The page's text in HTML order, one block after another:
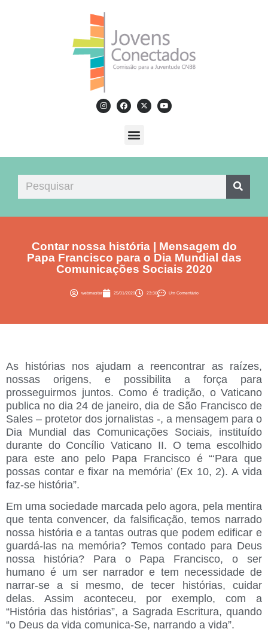
Contar nossa história | Mensagem do
Papa Francisco para o Dia Mundial das
Comunicações Sociais 2020
webmaster 25/01/2020 23:36 Um Comentário
As histórias nos ajudam a reencontrar as raízes,
nossas origens, e possibilita a força para
prosseguirmos juntos. Como é tradição, o Vaticano
publica no dia 24 de janeiro, dia de São Francisco de
Sales – protetor dos jornalistas -, a mensagem para o
Dia Mundial das Comunicações Sociais, instituído
durante do Concílio Vaticano II. O tema escolhido
para este ano pelo Papa Francisco é“‘Para que
possas contar e fixar na memória’ (Ex 10, 2). A vida
faz-se história”.
Em uma sociedade marcada pelo agora, pela mentira
que tenta convencer, da falsificação, temos narrado
nossa história e a tantas outras que podem edificar e
guardá-las na memória? Temos contado para Deus
nossa história? Para o Papa Francisco, o ser
humano é um ser narrador e tem necessidade de
narrar-se a si mesmo, de tecer histórias, cuidar
delas. Assim aconteceu, por exemplo, com a
“História das histórias”, a Sagrada Escritura, quando
“o Deus da vida comunica-Se, narrando a vida”.